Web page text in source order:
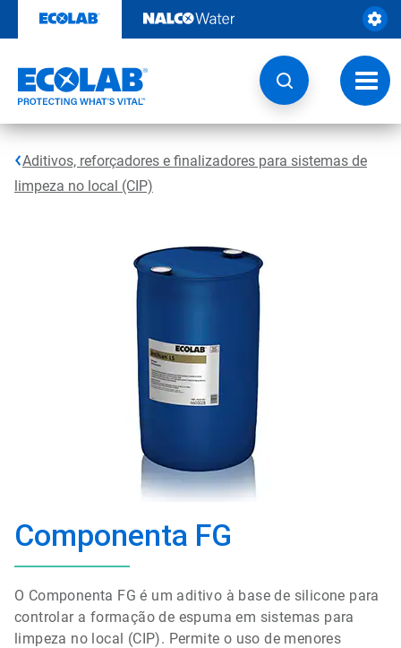
o
Aditivos, reforçadores e finalizadores para sistemas de
limpeza no local (CIP)
Componenta FG
O Componenta FG é um aditivo à base de silicone para
controlar a formação de espuma em sistemas para
limpeza no local (CIP). Permite o uso de menores